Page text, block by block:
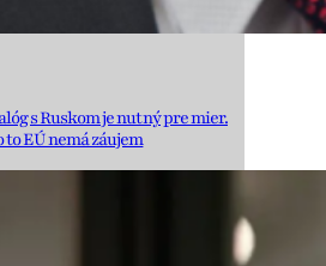
s Ruskom je nutný pre mier.
to EÚ nemá záujem